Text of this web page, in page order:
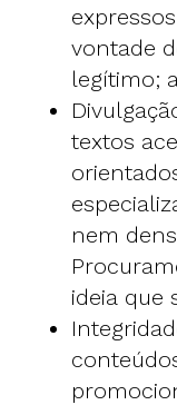
vontade
legítimo;
textos
nem
ideia que